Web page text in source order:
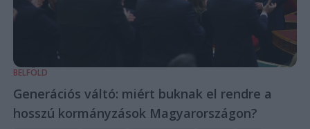
BELFÖLD
Generációs váltó: miért buknak el rendre a
hosszú kormányzások Magyarországon?